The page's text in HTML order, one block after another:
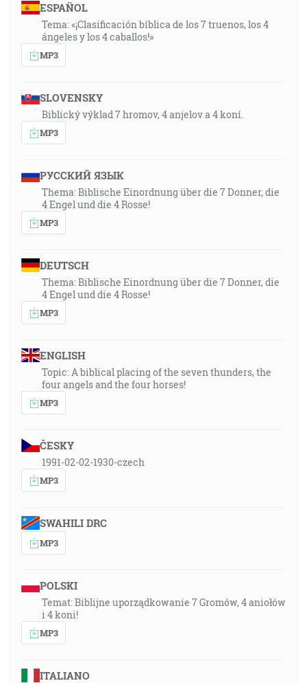
ESPAÑOL
Tema: «¡Clasificación bíblica de los 7 truenos, los 4
ángeles y los 4 caballos!»
MP3
SLOVENSKY
Biblický výklad 7 hromov, 4 anjelov a 4 koní.
MP3
РУССКИЙ ЯЗЫК
Thema: Biblische Einordnung über die 7 Donner, die
4 Engel und die 4 Rosse!
MP3
DEUTSCH
Thema: Biblische Einordnung über die 7 Donner, die
4 Engel und die 4 Rosse!
MP3
ENGLISH
Topic: A biblical placing of the seven thunders, the
four angels and the four horses!
MP3
ČESKY
1991-02-02-1930-czech
MP3
SWAHILI DRC
MP3
POLSKI
Temat: Biblijne uporządkowanie 7 Gromów, 4 aniołów
i 4 koni!
MP3
ITALIANO